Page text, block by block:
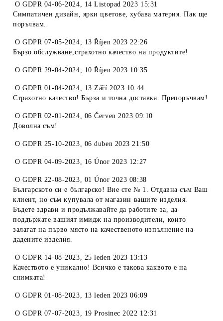
OGDPR 04-06-2024, 14 Listopad 2023 15:31
Симпатичен дизайн, ярки цветове, хубава материя. Пак ще
поръчвам.
OGDPR 07-05-2024, 13 Říjen 2023 22:26
Бързо обслужване,страхотно качество на продуктите!
OGDPR 29-04-2024, 10 Říjen 2023 10:35
OGDPR 01-04-2024, 13 Září 2023 10:44
Страхотно качество! Бърза и точна доставка. Препоръчвам!
OGDPR 02-01-2024, 06 Červen 2023 09:10
Доволна съм!
OGDPR 25-10-2023, 06 duben 2023 21:50
OGDPR 04-09-2023, 16 Únor 2023 12:27
OGDPR 22-08-2023, 01 Únor 2023 08:38
Българското си е българско! Вие сте № 1. Отдавна съм Ваш
клиент, но съм купувала от магазин вашите изделия.
Бъдете здрави и продължавайте да работите за, да
поддържате вашият имидж на производители, които
залагат на първо място на качественото изпълнение на
дадените изделия.
OGDPR 14-08-2023, 25 leden 2023 13:13
Качеството е уникално! Всичко е такова каквото е на
снимката!
OGDPR 01-08-2023, 13 leden 2023 06:09
OGDPR 07-07-2023, 19 Prosinec 2022 12:31